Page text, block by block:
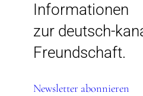
Informationen
zur deutsch-
Freundschaft.
Newsletter abonnieren